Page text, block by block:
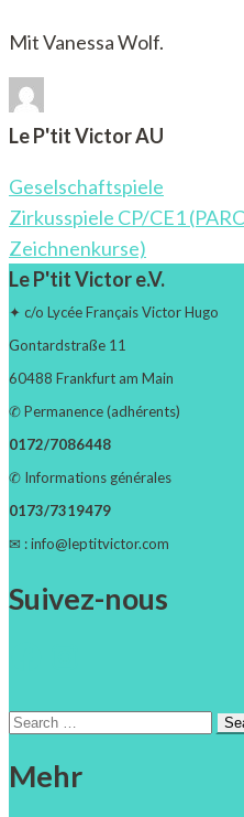
Mit Vanessa Wolf.
Le P'tit Victor AU
Post
Navigation
Geselschaftspiele
Zirkusspiele CP/CE1
Zeichnenkurse)
Le P'tit Victor e.V.
✦ c/o Lycée Français Victor Hugo
Gontardstraße 11
60488 Frankfurt am Main
✆ Permanence (adhérents)
0172/7086448
✆ Informations générales
0173/7319479
✉ : info@leptitvictor.com
Suivez-nous
Search
Mehr